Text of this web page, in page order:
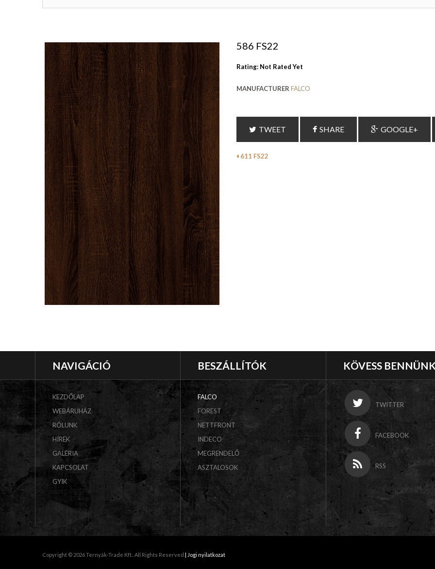
586 FS22
Rating: Not Rated Yet
MANUFACTURER FALCO
TWEET SHARE GOOGLE+
611 FS22
NAVIGÁCIÓ
KEZDŐLAP
WEBÁRUHÁZ
RÓLUNK
HÍREK
GALÉRIA
KAPCSOLAT
GYIK
BESZÁLLÍTÓK
FALCO
FOREST
NETTFRONT
INDECO
MEGRENDELŐ
ASZTALOSOK
KÖVESS
TWITTER
FACEBOOK
RSS
Copyright © 2026 Ternyák-Trade Kft.. All Rights Reserved. | Jogi nyilatkozat